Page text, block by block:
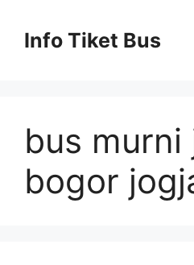
contentInfo Tiket Bus
bus murni
bogor